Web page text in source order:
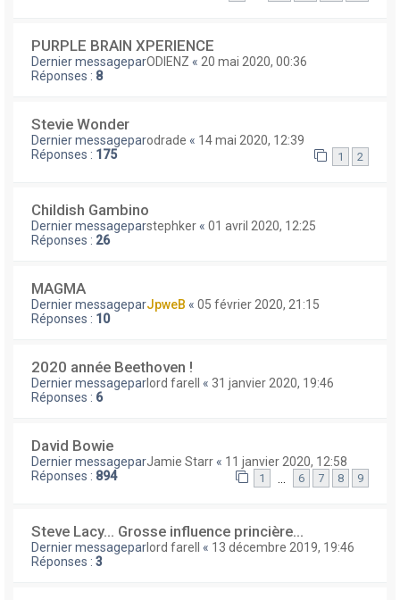
PURPLE BRAIN XPERIENCE
Dernier messageparODIENZ « 20 mai 2020, 00:36
Réponses : 8
Stevie Wonder
Dernier messageparodrade « 14 mai 2020, 12:39
Réponses : 175 1 2
Childish Gambino
Dernier messageparstephker « 01 avril 2020, 12:25
Réponses : 26
MAGMA
Dernier messageparJpweB « 05 février 2020, 21:15
Réponses : 10
2020 année Beethoven !
Dernier messageparlord farell « 31 janvier 2020, 19:46
Réponses : 6
David Bowie
Dernier messageparJamie Starr « 11 janvier 2020, 12:58
Réponses : 894 1 6 7 8 9
Steve Lacy... Grosse influence princière...
Dernier messageparlord farell « 13 décembre 2019, 19:46
Réponses : 3